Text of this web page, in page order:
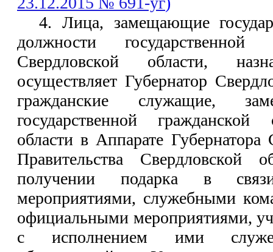
4. Лица, замещающие
должности
Свердловской области,
осуществляет Губернатор
гражданские служащие,
государственной
области в Аппарате Губернатора
Правительства Свердловской
получении подарка в
мероприятиями, служебными
официальными мероприятиями,
с исполнением ими